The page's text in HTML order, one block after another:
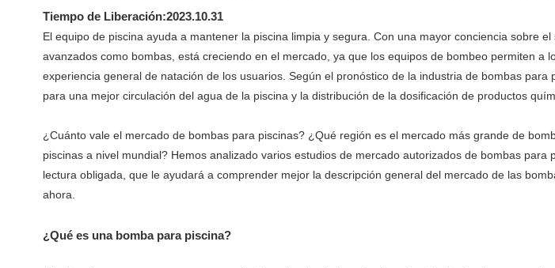
Tiempo de Liberación:2023.10.31
El equipo de piscina ayuda a mantener la piscina limpia y segura. Con una mayor conciencia sobre
avanzados como bombas, está creciendo en el mercado, ya que los equipos de bombeo permiten
experiencia general de natación de los usuarios. Según el pronóstico de la industria de bombas
para una mejor circulación del agua de la piscina y la distribución de la dosificación de productos
¿Cuánto vale el mercado de bombas para piscinas? ¿Qué región es el mercado más grande de
piscinas a nivel mundial? Hemos analizado varios estudios de mercado autorizados de bombas
lectura obligada, que le ayudará a comprender mejor la descripción general del mercado de las
ahora.
¿Qué es una bomba para piscina?